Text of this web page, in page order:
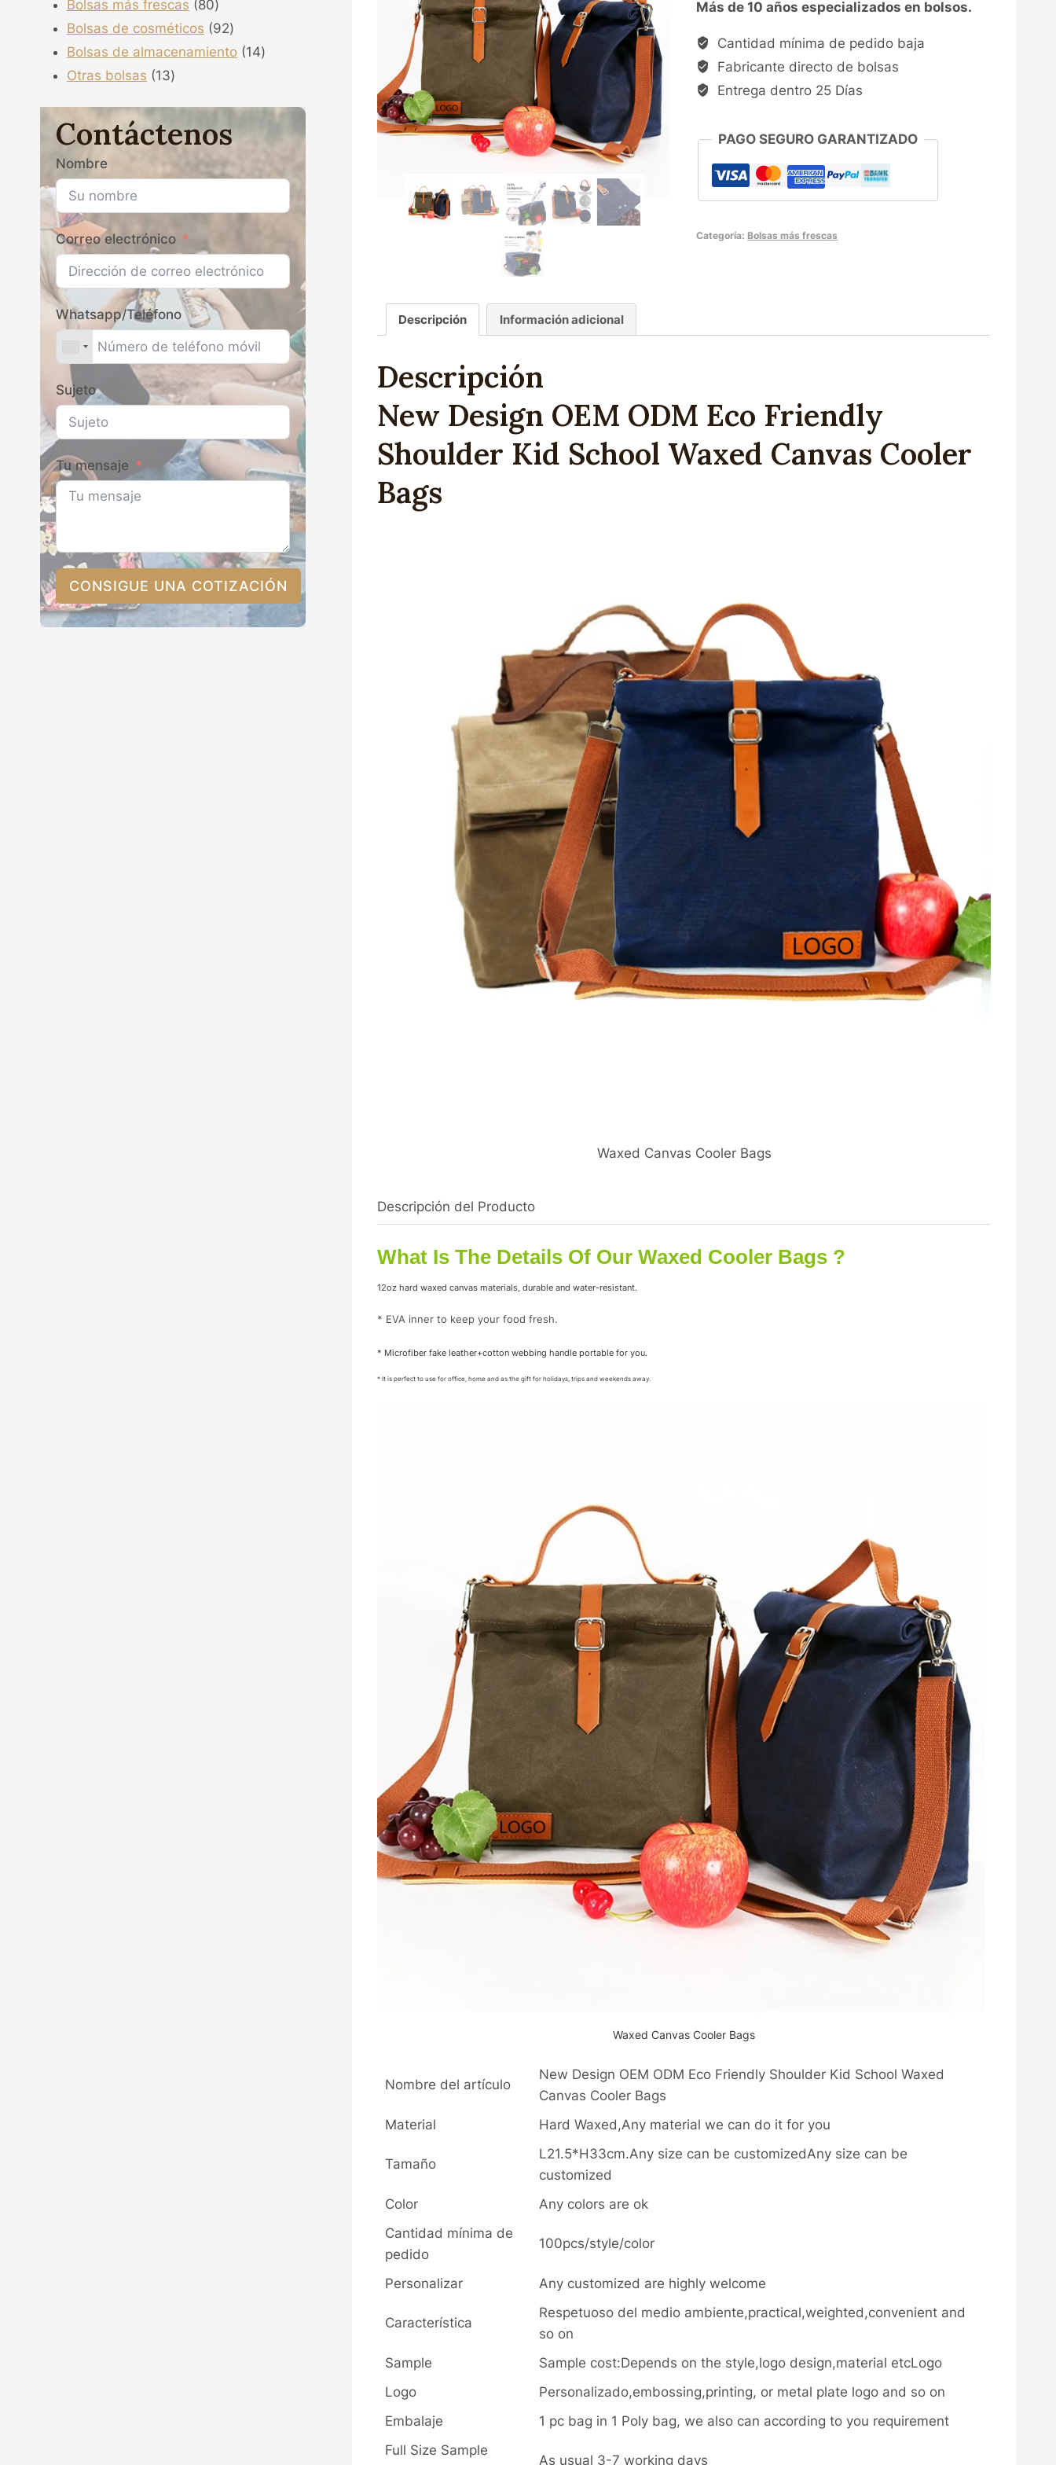
Más de 10 años especializados en bolsos.
Cantidad mínima de pedido baja
Fabricante directo de bolsas
Entrega dentro 25 Días
PAGO SEGURO GARANTIZADO
Categoría:Bolsas más frescas
Descripción Información adicional
Descripción
New Design OEM ODM Eco Friendly
Shoulder Kid School Waxed Canvas Cooler
Bags
Waxed Canvas Cooler Bags
Descripción del Producto
What Is The Details Of Our Waxed Cooler Bags ?
12oz hard waxed canvas materials, durable and water-resistant.
* EVA inner to keep your food fresh.
* Microfiber fake leather+cotton webbing handle portable for you.
* It is perfect to use for office, home and as the gift for holidays, trips and weekends away.
Waxed Canvas Cooler Bags
Nombre del artículo
New Design OEM ODM Eco Friendly Shoulder Kid School Waxed
Canvas Cooler Bags
Material
Hard Waxed,Any material we can do it for you
Tamaño
L21.5*H33cm.Any size can be customizedAny size can be
customized
Color
Any colors are ok
Cantidad mínima de
pedido
100pcs/style/color
Personalizar Any customized are highly welcome
Característica
Respetuoso del medio ambiente,practical,weighted,convenient and
so on
Sample
Sample cost:Depends on the style,logo design,material etcLogo
Logo
Personalizado,embossing,printing, or metal plate logo and so on
Embalaje
1 pc bag in 1 Poly bag, we also can according to you requirement
Full Size Sample
As usual 3-7 working days
Bolsas más frescas 8080
productos
Bolsas de cosméticos 9292
productos
Bolsas de almacenamiento 1414
Otras bolsas 1313
Contáctenos
Nombre
Correo electrónico
Whatsapp/Teléfono
Sujeto
Tu mensaje
CONSIGUE UNA COTIZACIÓN